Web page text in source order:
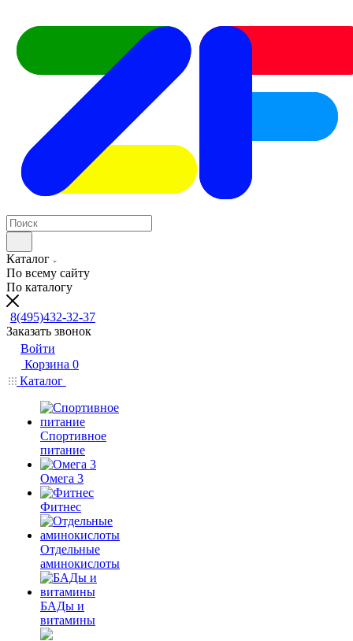
Каталог
По всему сайту
По каталогу
8(495)432-32-37
Заказать звонок
Войти
Корзина 0
Каталог
Спортивное
питание
Омега 3
Фитнес
Отдельные
аминокислоты
БАДы и
витамины